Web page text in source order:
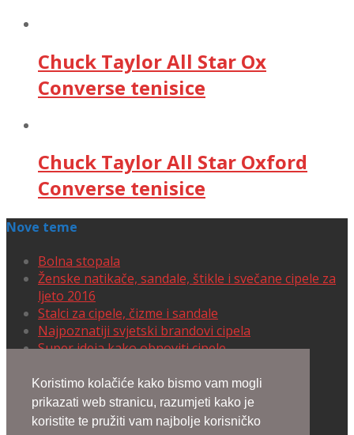
Koristimo kolačiće kako bismo vam mogli
prikazati web stranicu, razumjeti kako je
koristite te pružiti vam najbolje korisničko
Chuck Taylor All Star Ox
Converse tenisice
Chuck Taylor All Star Oxford
Converse tenisice
Nove teme
Bolna stopala
Ženske natikače, sandale, štikle i svečane cipele za
ljeto 2016
Stalci za cipele, čizme i sandale
Najpoznatiji svjetski brandovi cipela
Super ideja kako obnoviti cipele
Cipele koje izmamljuju uzdahe
Lennyo Sandals